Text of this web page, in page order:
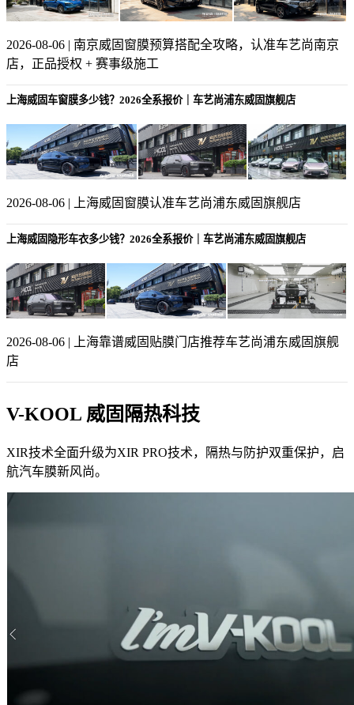
2026-08-06 | 南京威固窗膜预算搭配全攻略，认准车艺尚南京
店，正品授权 + 赛事级施工
上海威固车窗膜多少钱？2026全系报价｜车艺尚浦东威固旗舰店
2026-08-06 | 上海威固窗膜认准车艺尚浦东威固旗舰店
上海威固隐形车衣多少钱？2026全系报价｜车艺尚浦东威固旗舰店
2026-08-06 | 上海靠谱威固贴膜门店推荐车艺尚浦东威固旗舰
店
V-KOOL 威固隔热科技
XIR技术全面升级为XIR PRO技术，隔热与防护双重保护，启
航汽车膜新风尚。